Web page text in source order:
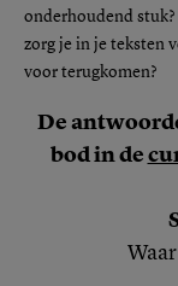
onderhoudend
zorg je in je teksten
voor terugkomen?
De
bod in de